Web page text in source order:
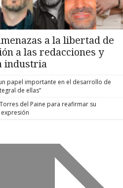
a la libertad de
a las redacciones y
industria
papel importante en el desarrollo de
de ellas”
del Paine para reafirmar su